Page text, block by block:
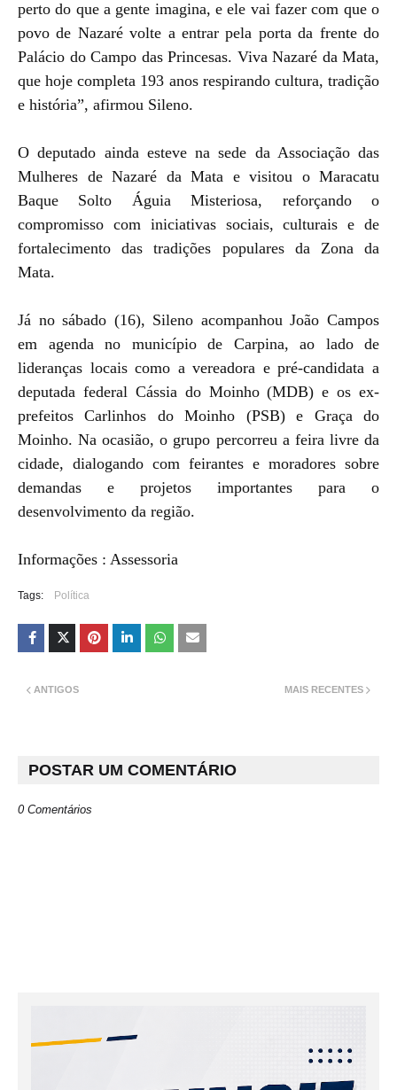
perto do que a gente imagina, e ele vai fazer com que o
povo de Nazaré volte a entrar pela porta da frente do
Palácio do Campo das Princesas. Viva Nazaré da Mata,
que hoje completa 193 anos respirando cultura, tradição
e história”, afirmou Sileno.
O deputado ainda esteve na sede da Associação das
Mulheres de Nazaré da Mata e visitou o Maracatu
Baque Solto Águia Misteriosa, reforçando o
compromisso com iniciativas sociais, culturais e de
fortalecimento das tradições populares da Zona da
Mata.
Já no sábado (16), Sileno acompanhou João Campos
em agenda no município de Carpina, ao lado de
lideranças locais como a vereadora e pré-candidata a
deputada federal Cássia do Moinho (MDB) e os ex-
prefeitos Carlinhos do Moinho (PSB) e Graça do
Moinho. Na ocasião, o grupo percorreu a feira livre da
cidade, dialogando com feirantes e moradores sobre
demandas e projetos importantes para o
desenvolvimento da região.
Informações : Assessoria
Tags: Política
MAIS RECENTES
ANTIGOS
POSTAR UM COMENTÁRIO
0 Comentários